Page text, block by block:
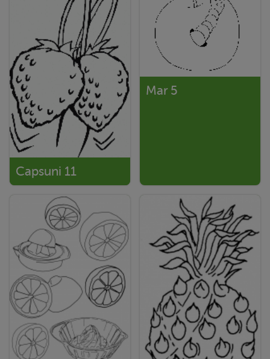
Capsuni 11
Mar 5